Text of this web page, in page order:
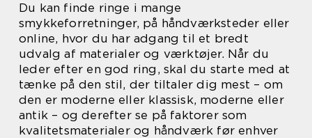
Du kan finde ringe i mange
smykkeforretninger, på håndværksteder eller
online, hvor du har adgang til et bredt
udvalg af materialer og værktøjer. Når du
leder efter en god ring, skal du starte med at
tænke på den stil, der tiltaler dig mest – om
den er moderne eller klassisk, moderne eller
antik – og derefter se på faktorer som
kvalitetsmaterialer og håndværk før enhver